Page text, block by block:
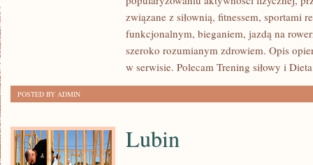
związane z siłownią, fitnessem, sportami
funkcjonalnym, bieganiem, jazdą na
szeroko rozumianym zdrowiem. Opis
w serwisie. Polecam Trening siłowy i
POSTED BY ADMIN
Lubin